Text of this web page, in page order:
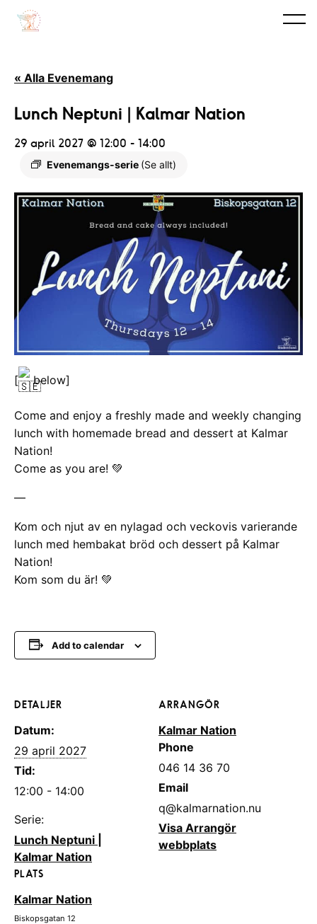
« Alla Evenemang
Lunch Neptuni | Kalmar Nation
29 april 2027 @ 12:00 - 14:00
Evenemangs-serie (Se allt)
[ below]
Come and enjoy a freshly made and weekly changing
lunch with homemade bread and dessert at Kalmar
Nation!
Come as you are! 💚
—
Kom och njut av en nylagad och veckovis varierande
lunch med hembakat bröd och dessert på Kalmar
Nation!
Kom som du är! 💚
Add to calendar
DETALJER
Datum:
29 april 2027
Tid:
12:00 - 14:00
Serie:
Lunch Neptuni |
Kalmar Nation
PLATS
Kalmar Nation
Biskopsgatan 12
ARRANGÖR
Kalmar Nation
Phone
046 14 36 70
Email
q@kalmarnation.nu
Visa Arrangör
webbplats